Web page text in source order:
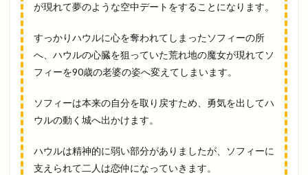
が現れて夢のような空中デートをすることになります。
すっかりハウルに心を奪われてしまったソフィーの所
へ、ハウルの心臓を狙っていた荒れ地の魔女が現れてソ
フィーを90歳の老婆の姿へ変えてしまいます。
ソフィーは本来の自分を取り戻すため、勇気を出してハ
ウルの動く城へ出かけます。
ハウルは精神的に弱い部分がありましたが、ソフィーに
支えられて二人は恋仲になっていきます。